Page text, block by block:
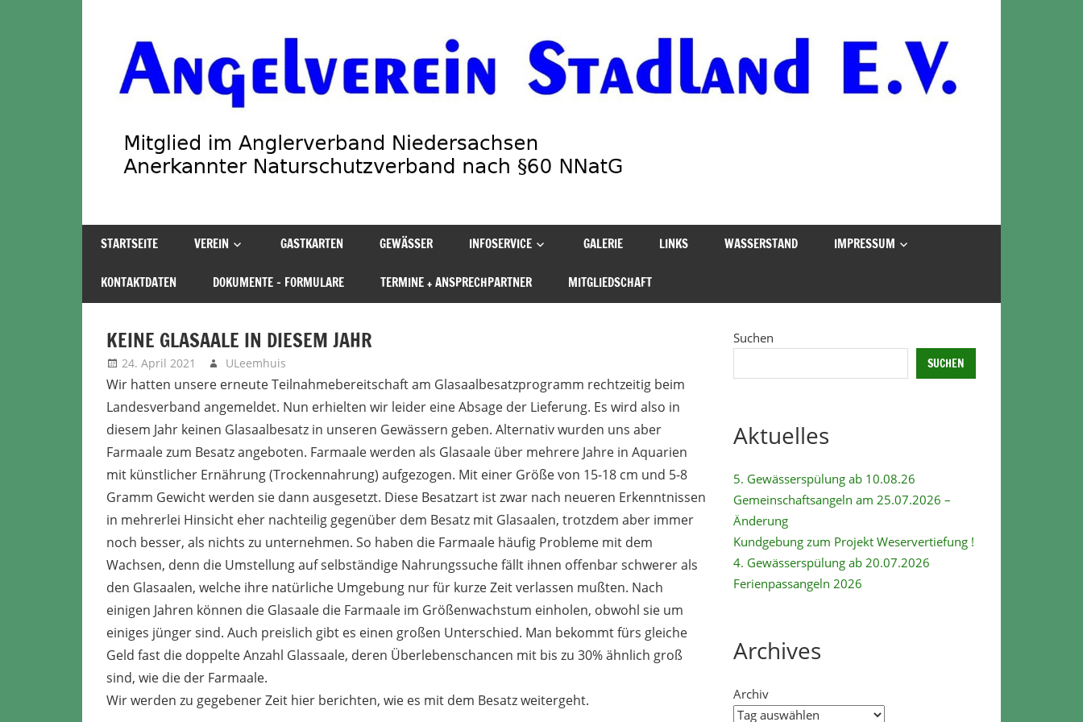
Angelverein
Stadland
STARTSEITE VEREIN GASTKARTEN GEWÄSSER INFOSERVICE GALERIE LINKS WASSERSTAND IMPRESSUM
KONTAKTDATEN DOKUMENTE – FORMULARE TERMINE + ANSPRECHPARTNER MITGLIEDSCHAFT
KEINE GLASAALE IN DIESEM JAHR
24. April 2021 ULeemhuis
Wir hatten unsere erneute Teilnahmebereitschaft am Glasaalbesatzprogramm rechtzeitig beim
Landesverband angemeldet. Nun erhielten wir leider eine Absage der Lieferung. Es wird also in
diesem Jahr keinen Glasaalbesatz in unseren Gewässern geben. Alternativ wurden uns aber
Farmaale zum Besatz angeboten. Farmaale werden als Glasaale über mehrere Jahre in Aquarien
mit künstlicher Ernährung (Trockennahrung) aufgezogen. Mit einer Größe von 15-18 cm und 5-8
Gramm Gewicht werden sie dann ausgesetzt. Diese Besatzart ist zwar nach neueren Erkenntnissen
in mehrerlei Hinsicht eher nachteilig gegenüber dem Besatz mit Glasaalen, trotzdem aber immer
noch besser, als nichts zu unternehmen. So haben die Farmaale häufig Probleme mit dem
Wachsen, denn die Umstellung auf selbständige Nahrungssuche fällt ihnen offenbar schwerer als
den Glasaalen, welche ihre natürliche Umgebung nur für kurze Zeit verlassen mußten. Nach
einigen Jahren können die Glasaale die Farmaale im Größenwachstum einholen, obwohl sie um
einiges jünger sind. Auch preislich gibt es einen großen Unterschied. Man bekommt fürs gleiche
Geld fast die doppelte Anzahl Glassaale, deren Überlebenschancen mit bis zu 30% ähnlich groß
sind, wie die der Farmaale.
Wir werden zu gegebener Zeit hier berichten, wie es mit dem Besatz weitergeht.
Suchen
SUCHEN
Aktuelles
5. Gewässerspülung ab 10.08.26
Gemeinschaftsangeln am 25.07.2026 –
Änderung
Kundgebung zum Projekt Weservertiefung !
4. Gewässerspülung ab 20.07.2026
Ferienpassangeln 2026
Archives
Archiv